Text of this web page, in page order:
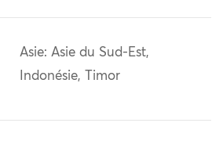
Asie: Asie du Sud-Est,
Indonésie, Timor